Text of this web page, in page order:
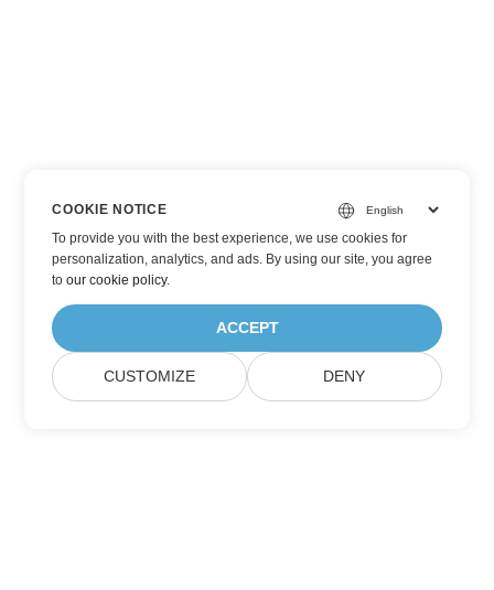
COOKIE NOTICE
To provide you with the best experience, we use cookies for
personalization, analytics, and ads. By using our site, you agree
toour cookie policy.
ACCEPT
CUSTOMIZE DENY